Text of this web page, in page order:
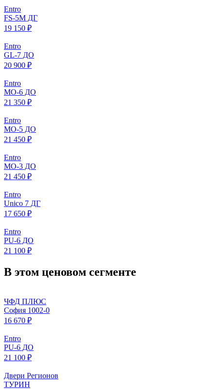
Entro
FS-5M ДГ
19 150 ₽
Entro
GL-7 ДО
20 900 ₽
Entro
МO-6 ДО
21 350 ₽
Entro
МO-5 ДО
21 450 ₽
Entro
МO-3 ДО
21 450 ₽
Entro
Unico 7 ДГ
17 650 ₽
Entro
PU-6 ДО
21 100 ₽
В этом ценовом сегменте
ЧФД ПЛЮС
София 1002-0
16 670 ₽
Entro
PU-6 ДО
21 100 ₽
Двери Регионов
ТУРИН